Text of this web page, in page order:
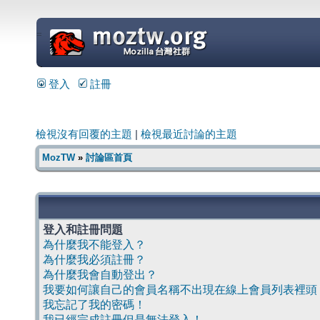
=
登入 註冊
檢視沒有回覆的主題 檢視最近討論的主題
MozTW» 討論區首頁
登入和註冊問題
為什麼我不能登入？
為什麼我必須註冊？
為什麼我會自動登出？
我要如何讓自己的會員名稱不出現在線上會員列表裡頭
我忘記了我的密碼！